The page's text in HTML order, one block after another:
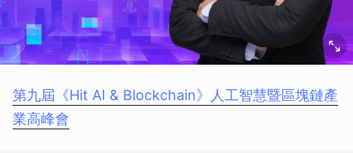
第九屆《Hit AI & Blockchain》人工智慧暨區塊鏈產
業高峰會